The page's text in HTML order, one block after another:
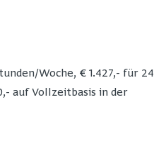
Woche, € 1.427,- für 24
auf Vollzeitbasis in der